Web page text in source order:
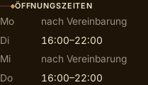
ÖFFNUNGSZEITEN
Mo
nach Vereinbarung
Di
16:00–22:00
Mi
nach Vereinbarung
Do
16:00–22:00